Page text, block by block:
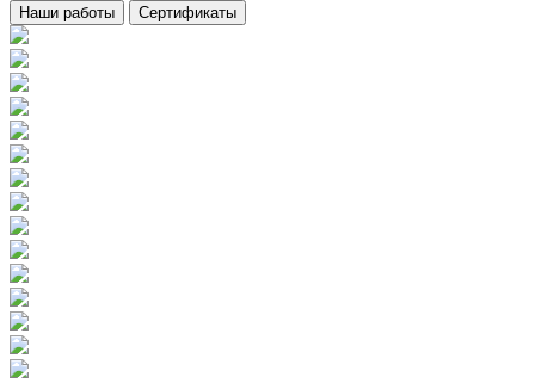
Наши работы Сертификаты